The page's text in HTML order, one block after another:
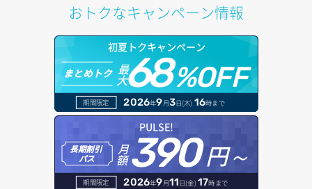
ポートデタッチ
ボリュームアタッチ
ボリュームデタッチ
ヘルスモニタ一覧取得
ヘルスモニタ作成
ヘルスモニタ削除
ヘルスモニタ更新
ヘルスモニタ詳細取得
オブジェクトダウンロード
オブジェクトバージョン管理
オブジェクト一覧取得
オブジェクト削除
オブジェクト削除予約
ドメイン情報登録
ドメイン詳細取得
レコード一覧取得
レコード作成
おトクなキャンペーン情報
初夏トクキャンペーン
まとめトク 最
大68%OFF
期間限定 2026年9月3日(木) 16時まで
PULSE!
長期割引
パス
月
額390円～
期間限定 2026年9月11日(金) 17時まで